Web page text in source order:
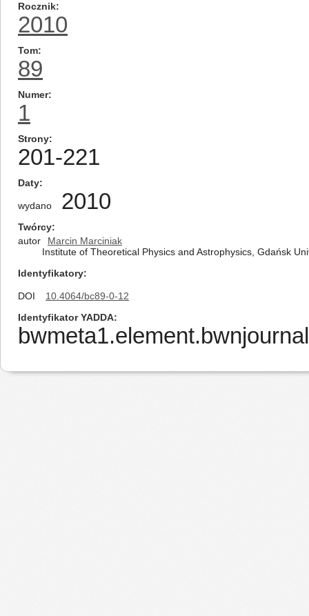
Rocznik
2010
Tom
89
Numer
1
Strony
201-221
Daty
wydano 2010
Twórcy
autor
Marcin Marciniak
Institute of Theoretical Physics and Astrophysics, Gdańsk
Identyfikatory
DOI
10.4064/bc89-0-12
Identyfikator YADDA